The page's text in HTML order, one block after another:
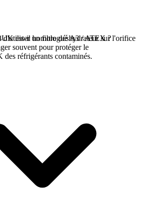
d'utiliser un filtre déshydrateur sur l'orifice
souvent pour protéger le
réfrigérants contaminés.
est-il homologué A3 / ATEX ?